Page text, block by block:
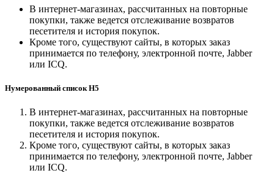
В интернет-магазинах, рассчитанных на повторные
покупки, также ведется отслеживание возвратов
песетителя и история покупок.
Кроме того, существуют сайты, в которых заказ
принимается по телефону, электронной почте, Jabber
или ICQ.
Нумерованный список H5
В интернет-магазинах, рассчитанных на повторные
покупки, также ведется отслеживание возвратов
песетителя и история покупок.
Кроме того, существуют сайты, в которых заказ
принимается по телефону, электронной почте, Jabber
или ICQ.